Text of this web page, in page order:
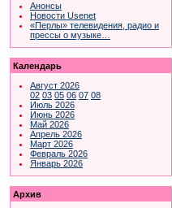
Анонсы
Новости Usenet
«Перлы» телевидения, радио и
прессы о музыке…
Календарь
Август 2026
02 03 05 06 07 08
Июль 2026
Июнь 2026
Май 2026
Апрель 2026
Март 2026
Февраль 2026
Январь 2026
Архив